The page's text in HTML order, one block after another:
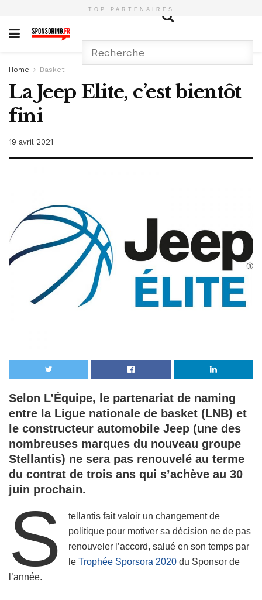
TOP PARTENAIRES
Home Basket
La Jeep Elite, c’est bientôt
fini
19 avril 2021
Selon L’Équipe, le partenariat de naming
entre la Ligue nationale de basket (LNB) et
le constructeur automobile Jeep (une des
nombreuses marques du nouveau groupe
Stellantis) ne sera pas renouvelé au terme
du contrat de trois ans qui s’achève au 30
juin prochain.
S
tellantis fait valoir un changement de
politique pour motiver sa décision ne de pas
renouveler l’accord, salué en son temps par
leTrophée Sporsora 2020 du Sponsor de
l’année.